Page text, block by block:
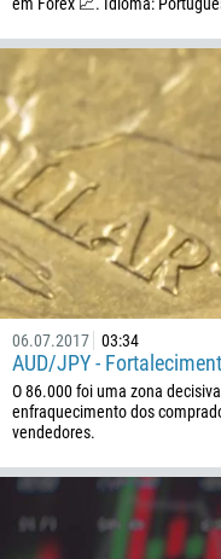
06.07.2017 03:34
AUD/JPY -
O 86.000 foi uma zona
enfraquecimento dos
vendedores.